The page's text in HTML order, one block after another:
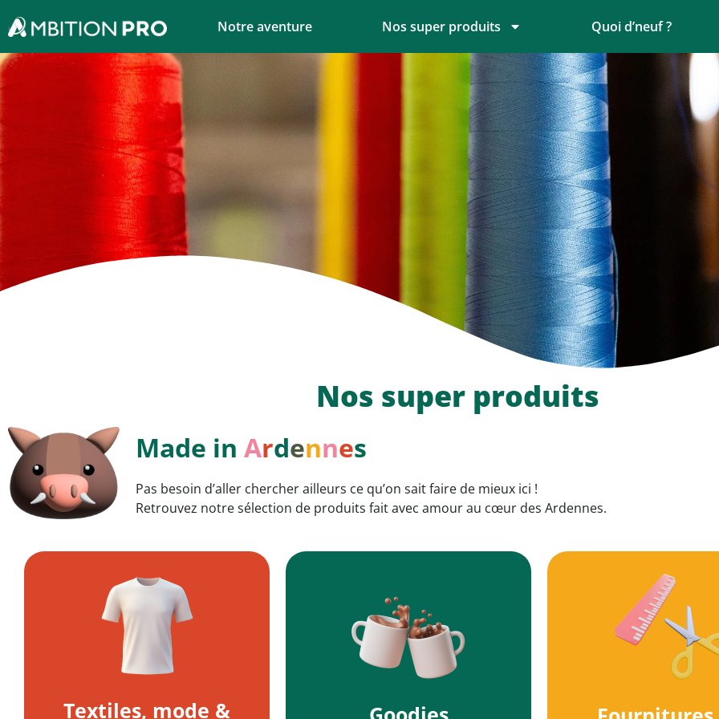
Notre aventure Nos super produits Quoi d’neuf ?
Nos super produits
Made in Ardennes
Pas besoin d’aller chercher ailleurs ce qu’on sait faire de mieux ici !
Retrouvez notre sélection de produits fait avec amour au cœur des Ardennes.
Textiles, mode &